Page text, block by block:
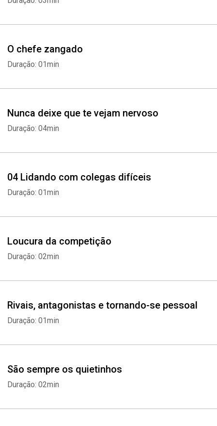
O chefe zangado
Duração: 01min
Nunca deixe que te vejam nervoso
Duração: 04min
04 Lidando com colegas difíceis
Duração: 01min
Loucura da competição
Duração: 02min
Rivais, antagonistas e tornando-se pessoal
Duração: 01min
São sempre os quietinhos
Duração: 02min